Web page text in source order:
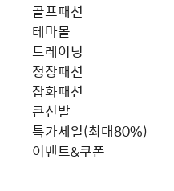
골프패션
테마몰
트레이닝
정장패션
잡화패션
큰신발
특가세일(최대80%)
이벤트&쿠폰